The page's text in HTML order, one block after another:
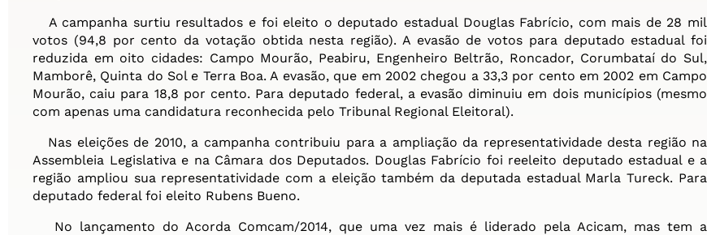
A campanha surtiu resultados e foi eleito o deputado estadual Douglas Fabrício, com mais de 28 mil
votos (94,8 por cento da votação obtida nesta região). A evasão de votos para deputado estadual foi
reduzida em oito cidades: Campo Mourão, Peabiru, Engenheiro Beltrão, Roncador, Corumbataí do Sul,
Mamborê, Quinta do Sol e Terra Boa. A evasão, que em 2002 chegou a 33,3 por cento em 2002 em Campo
Mourão, caiu para 18,8 por cento. Para deputado federal, a evasão diminuiu em dois municípios (mesmo
com apenas uma candidatura reconhecida pelo Tribunal Regional Eleitoral).
Nas eleições de 2010, a campanha contribuiu para a ampliação da representatividade desta região na
Assembleia Legislativa e na Câmara dos Deputados. Douglas Fabrício foi reeleito deputado estadual e a
região ampliou sua representatividade com a eleição também da deputada estadual Marla Tureck. Para
deputado federal foi eleito Rubens Bueno.
No lançamento do Acorda Comcam/2014, que uma vez mais é liderado pela Acicam, mas tem a